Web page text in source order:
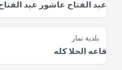
عبد الفتاح عاشور عبد
بلدية نمار
قاعه الحلا كله